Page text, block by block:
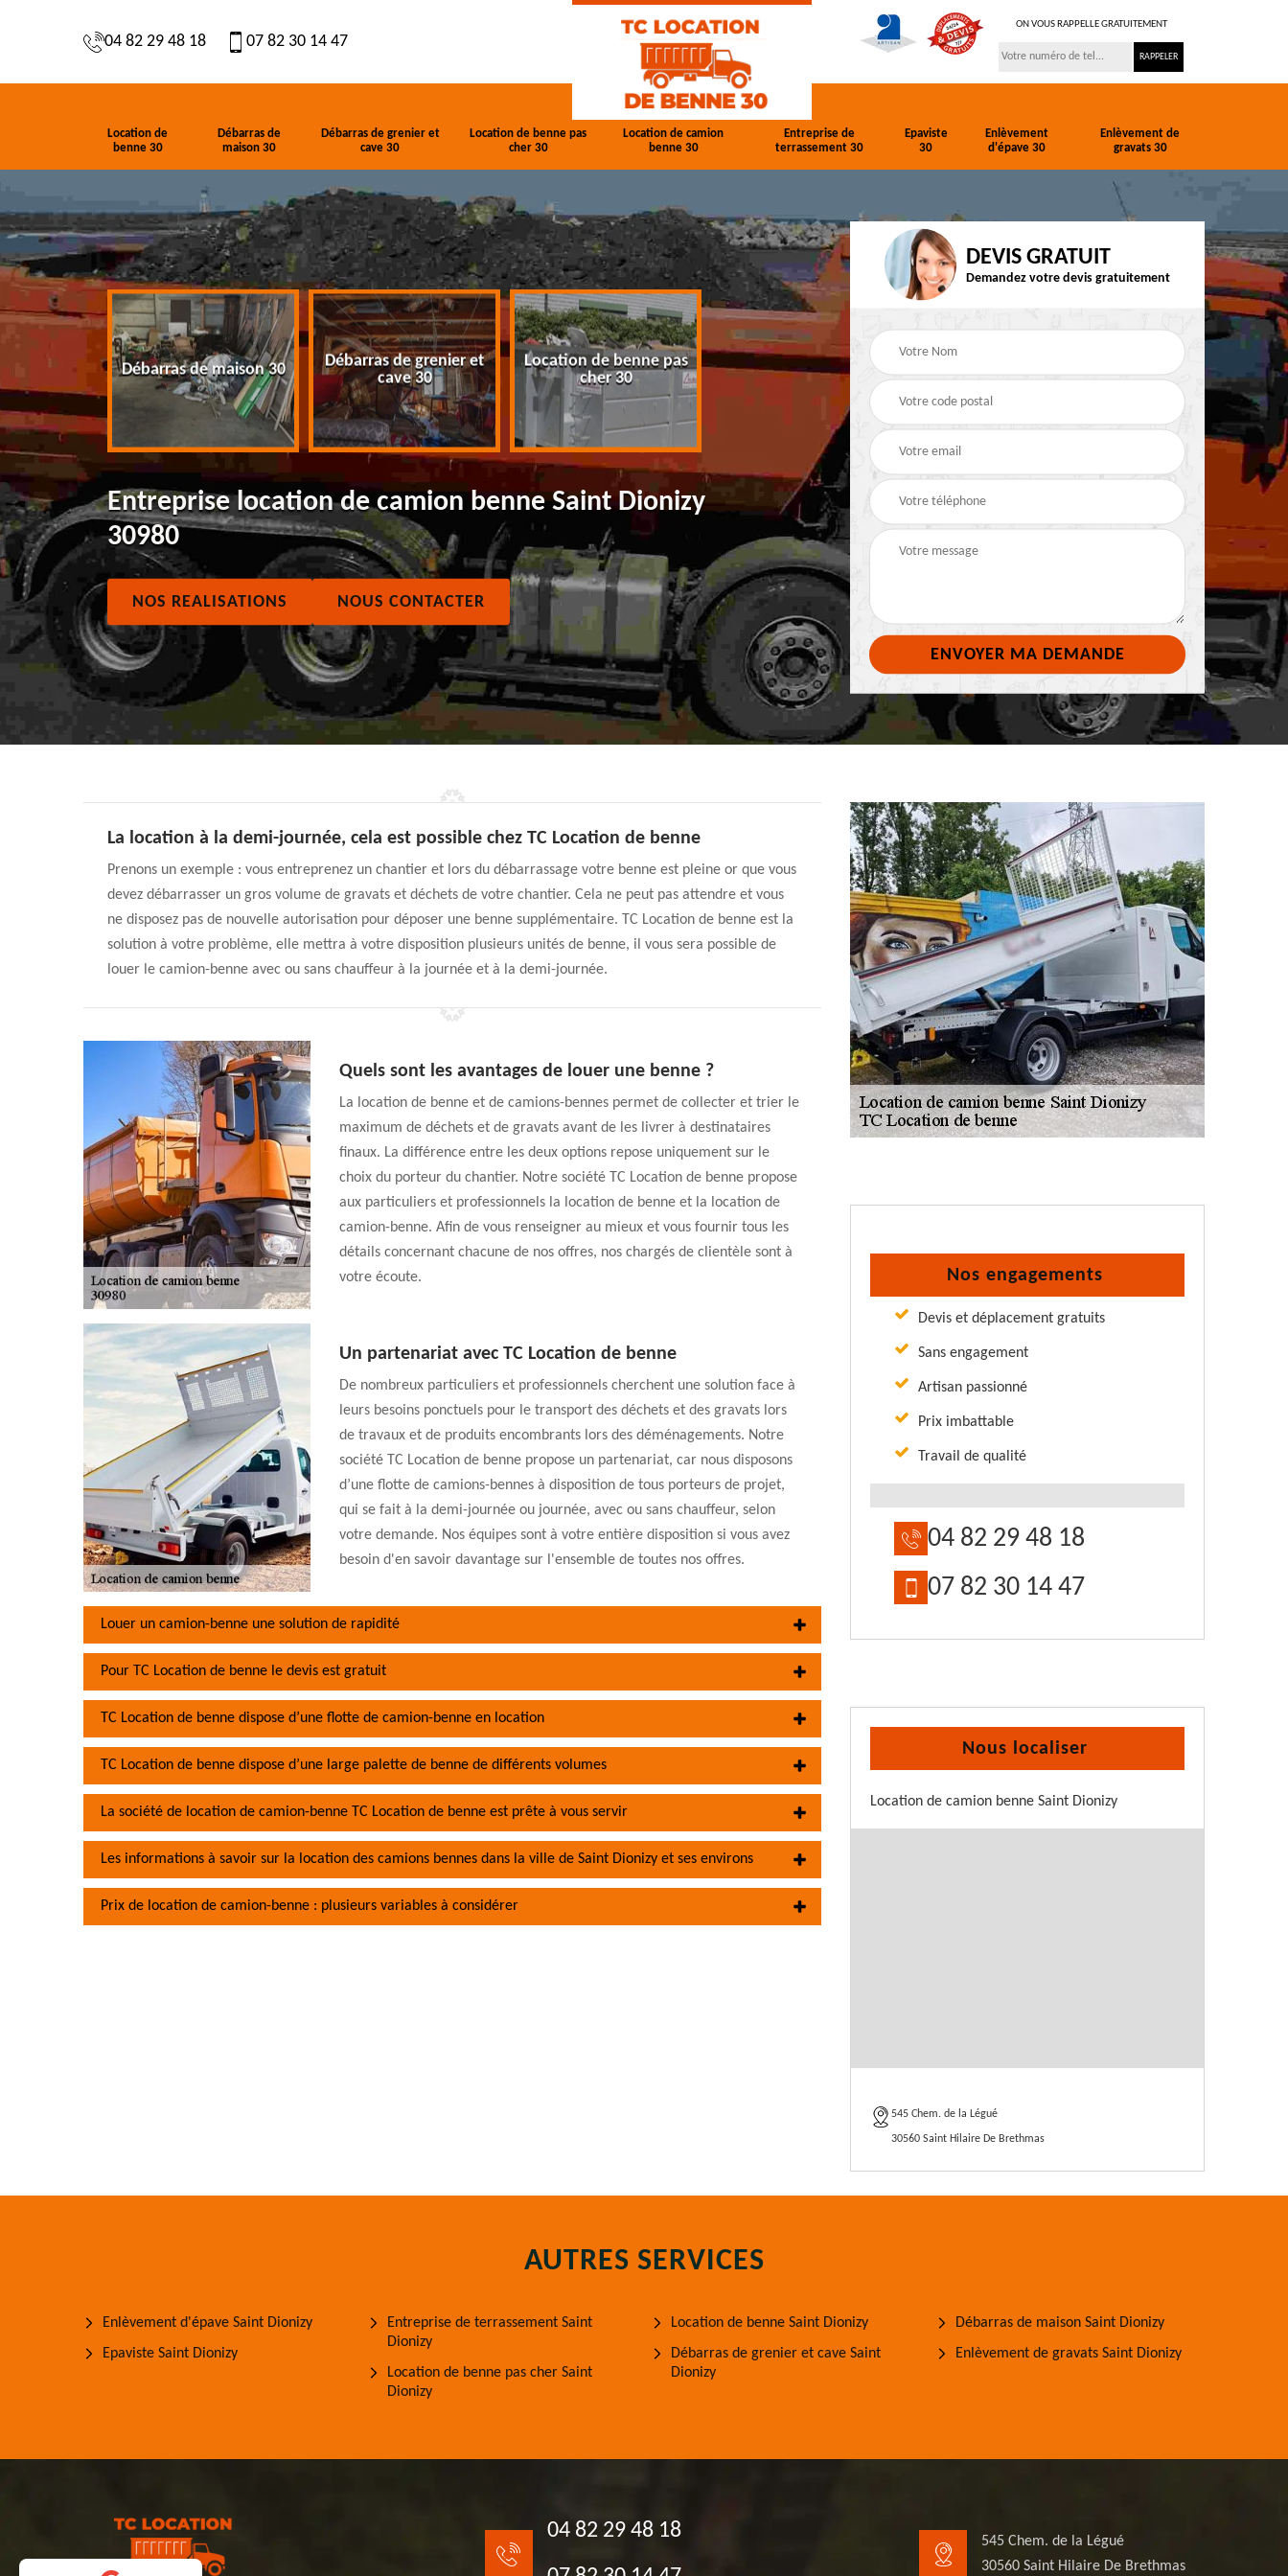
04 82 29 48 18 07 82 30 14 47
ON VOUS RAPPELLE GRATUITEMENT
Location de
benne 30
Débarras de
maison 30
Débarras de grenier et
cave 30
Location de benne pas
cher 30
Location de camion
benne 30
Entreprise de
terrassement 30
Epaviste
30
Enlèvement
d'épave 30
Enlèvement de
gravats 30
benne 30 Débarras de maison 30
Débarras de grenier et
cave 30
Location de benne pas
cher 30
Location de camion
benne 30
terrassement 30
Epaviste 30
Entreprise location de camion benne Saint Dionizy
30980
NOS REALISATIONS NOUS CONTACTER
DEVIS GRATUIT
Demandez votre devis gratuitement
La location à la demi-journée, cela est possible chez TC Location de benne
Prenons un exemple : vous entreprenez un chantier et lors du débarrassage votre benne est pleine or que vous
devez débarrasser un gros volume de gravats et déchets de votre chantier. Cela ne peut pas attendre et vous
ne disposez pas de nouvelle autorisation pour déposer une benne supplémentaire. TC Location de benne est la
solution à votre problème, elle mettra à votre disposition plusieurs unités de benne, il vous sera possible de
louer le camion-benne avec ou sans chauffeur à la journée et à la demi-journée.
Quels sont les avantages de louer une benne ?
La location de benne et de camions-bennes permet de collecter et trier le
maximum de déchets et de gravats avant de les livrer à destinataires
finaux. La différence entre les deux options repose uniquement sur le
choix du porteur du chantier. Notre société TC Location de benne propose
aux particuliers et professionnels la location de benne et la location de
camion-benne. Afin de vous renseigner au mieux et vous fournir tous les
détails concernant chacune de nos offres, nos chargés de clientèle sont à
votre écoute.
Un partenariat avec TC Location de benne
De nombreux particuliers et professionnels cherchent une solution face à
leurs besoins ponctuels pour le transport des déchets et des gravats lors
de travaux et de produits encombrants lors des déménagements. Notre
société TC Location de benne propose un partenariat, car nous disposons
d’une flotte de camions-bennes à disposition de tous porteurs de projet,
qui se fait à la demi-journée ou journée, avec ou sans chauffeur, selon
votre demande. Nos équipes sont à votre entière disposition si vous avez
besoin d'en savoir davantage sur l'ensemble de toutes nos offres.
Louer un camion-benne une solution de rapidité
Pour TC Location de benne le devis est gratuit
TC Location de benne dispose d’une flotte de camion-benne en location
TC Location de benne dispose d’une large palette de benne de différents volumes
La société de location de camion-benne TC Location de benne est prête à vous servir
Les informations à savoir sur la location des camions bennes dans la ville de Saint Dionizy et ses environs
Prix de location de camion-benne : plusieurs variables à considérer
Nos engagements
Devis et déplacement gratuits
Sans engagement
Artisan passionné
Prix imbattable
Travail de qualité
04 82 29 48 18
07 82 30 14 47
Nous localiser
Location de camion benne Saint Dionizy
545 Chem. de la Légué
30560 Saint Hilaire De Brethmas
AUTRES SERVICES
Enlèvement d'épave Saint Dionizy
Epaviste Saint Dionizy
Entreprise de terrassement Saint
Dionizy
Location de benne pas cher Saint
Dionizy
Location de benne Saint Dionizy
Débarras de grenier et cave Saint
Dionizy
Débarras de maison Saint Dionizy
Enlèvement de gravats Saint Dionizy
04 82 29 48 18
545 Chem. de la Légué
30560 Saint Hilaire De Brethmas